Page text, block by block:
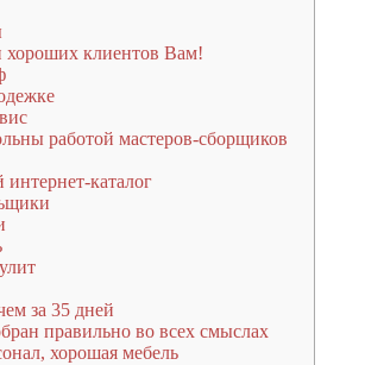
хороших клиентов Вам!
работой мастеров-сборщиков
каталог
за 35 дней
правильно во всех смыслах
хорошая мебель